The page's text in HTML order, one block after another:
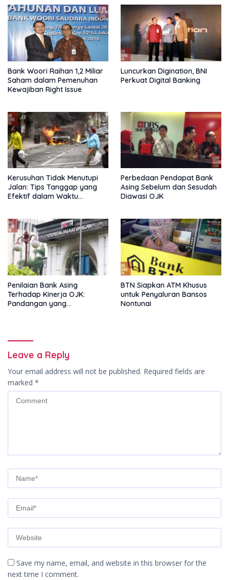
Bank Woori Raihan 1,2 Miliar
Saham dalam Pemenuhan
Kewajiban Right Issue
Luncurkan Digination, BNI
Perkuat Digital Banking
Kerusuhan Tidak Menutupi
Jalan: Tips Tanggap yang
Efektif dalam Waktu
Perbedaan Pendapat Bank
Asing Sebelum dan Sesudah
Diawasi OJK
Penilaian Bank Asing
Terhadap Kinerja OJK:
Pandangan yang
BTN Siapkan ATM Khusus
untuk Penyaluran Bansos
Nontunai
Leave a Reply
Your email address will not be published. Required fields are
marked *
Save my name, email, and website in this browser for the
next time I comment.